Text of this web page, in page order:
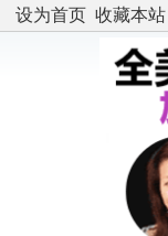
设为首页 收藏本站